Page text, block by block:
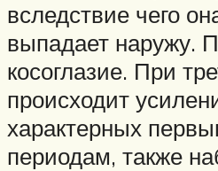
вследствие чего
выпадает наружу.
косоглазие. При
происходит
характерных
периодам, также